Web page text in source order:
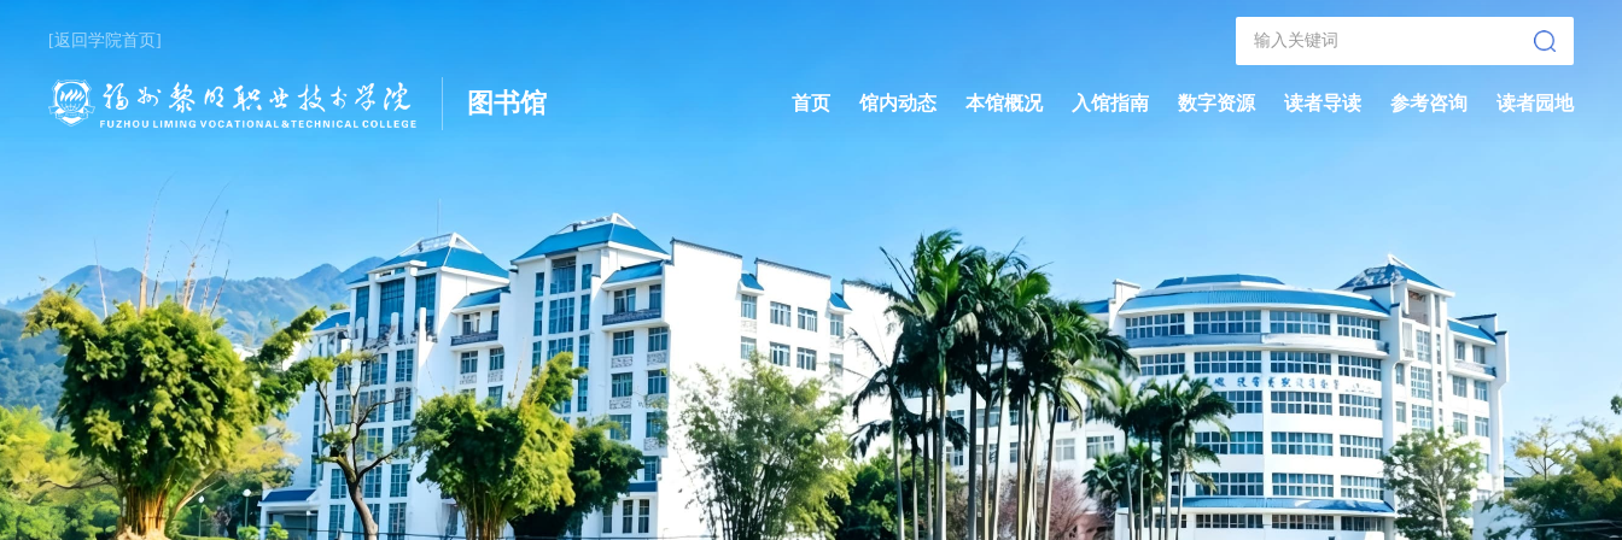
[返回学院首页]
图书馆 首页 馆内动态 本馆概况 入馆指南 数字资源 读者导读 参考咨询 读者园地